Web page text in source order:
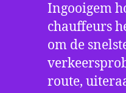
Ingooigem
chauffeurs
om de
route,